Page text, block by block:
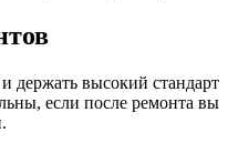
держать высокий стандарт
если после ремонта вы